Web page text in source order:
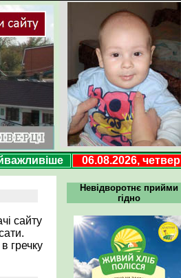
06.08.2026, четвер
Невідворотнє прийми
гідно
сайту
гречку